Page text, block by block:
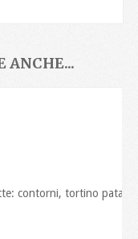
ANCHE...
contorni, tortino patate